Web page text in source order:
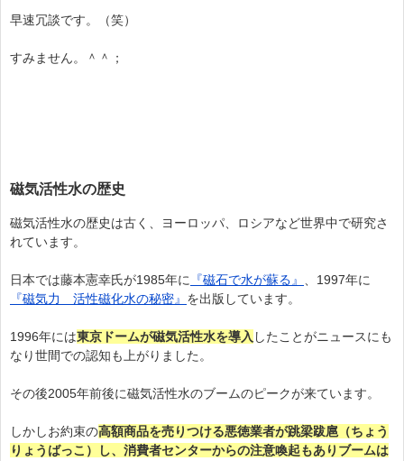
早速冗談です。（笑）
すみません。＾＾；
磁気活性水の歴史
磁気活性水の歴史は古く、ヨーロッパ、ロシアなど世界中で研究さ
れています。
日本では藤本憲幸氏が1985年に 『磁石で水が蘇る』
、1997年に
『磁気力 活性磁化水の秘密』 を出版しています。
1996年には東京ドームが磁気活性水を導入 したことがニュースにも
なり世間での認知も上がりました。
その後2005年前後に磁気活性水のブームのピークが来ています。
しかしお約束の高額商品を売りつける悪徳業者が跳梁跋扈（ちょう
りょうばっこ）し、消費者センターからの注意喚起もありブームは